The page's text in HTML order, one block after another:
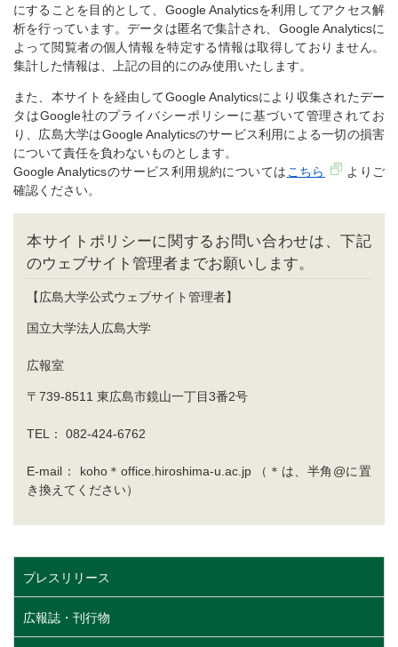
にすることを目的として、Google Analyticsを利用してアクセス解
析を行っています。データは匿名で集計され、Google Analyticsに
よって閲覧者の個人情報を特定する情報は取得しておりません。
集計した情報は、上記の目的にのみ使用いたします。
また、本サイトを経由してGoogle Analyticsにより収集されたデー
タはGoogle社のプライバシーポリシーに基づいて管理されてお
り、広島大学はGoogle Analyticsのサービス利用による一切の損害
について責任を負わないものとします。
Google Analyticsのサービス利用規約については こちら
よりご
確認ください。
本サイトポリシーに関するお問い合わせは、下記
のウェブサイト管理者までお願いします。
【広島大学公式ウェブサイト管理者】
国立大学法人広島大学
広報室
〒739-8511 東広島市鏡山一丁目3番2号
TEL： 082-424-6762
E-mail： koho＊office.hiroshima-u.ac.jp （＊は、半角@に置
き換えてください）
プレスリリース
広報誌・刊行物